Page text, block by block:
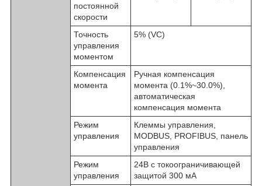
постоянной
скорости
Точность
управления
моментом
5% (VC)
Компенсация
момента
Ручная компенсация
момента (0.1%~30.0%),
автоматическая
компенсация момента
Режим
управления
Клеммы управления,
MODBUS, PROFIBUS, панель
управления
Режим
управления
24В с токоограничивающей
защитой 300 мА